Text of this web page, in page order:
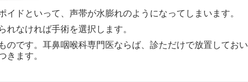
ドといって、声帯が水膨れのようになってしまいます。
れなければ手術を選択します。
のです。耳鼻咽喉科専門医ならば、診ただけで放置しておい
きます。